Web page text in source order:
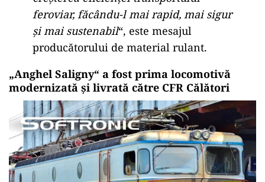
feroviar, făcându-l mai rapid, mai sigur
și mai sustenabil“, este mesajul
producătorului de material rulant.
„Anghel Saligny“ a fost prima locomotivă
modernizată și livrată către CFR Călători